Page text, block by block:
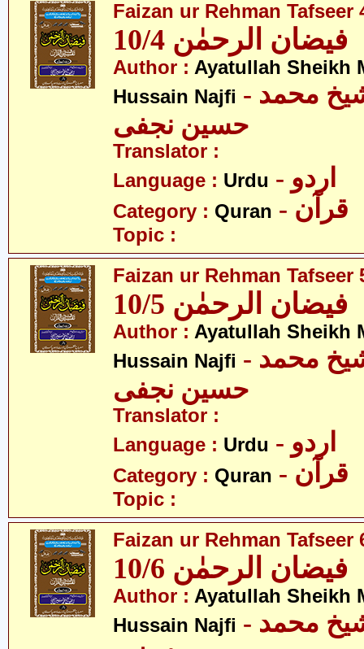
Faizan ur Rehman Tafseer
فیضان الرحمٰن 10/4
Author : Ayatullah Sheikh
Hussain Najfi - آیت اللہ شیخ محمد
حسین نجفی
Translator :
Language : Urdu - اردو
Category : Quran - قرآن
Topic :
Faizan ur Rehman Tafseer
فیضان الرحمٰن 10/5
Author : Ayatullah Sheikh
Hussain Najfi - آیت اللہ شیخ محمد
حسین نجفی
Translator :
Language : Urdu - اردو
Category : Quran - قرآن
Topic :
Faizan ur Rehman Tafseer
فیضان الرحمٰن 10/6
Author : Ayatullah Sheikh
Hussain Najfi - آیت اللہ شیخ محمد